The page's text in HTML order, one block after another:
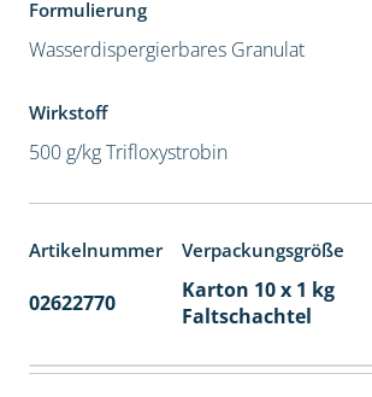
Formulierung
Wasserdispergierbares Granulat
Wirkstoff
500 g/kg Trifloxystrobin
Artikelnummer Verpackungsgröße
02622770
Karton 10 x 1 kg
Faltschachtel